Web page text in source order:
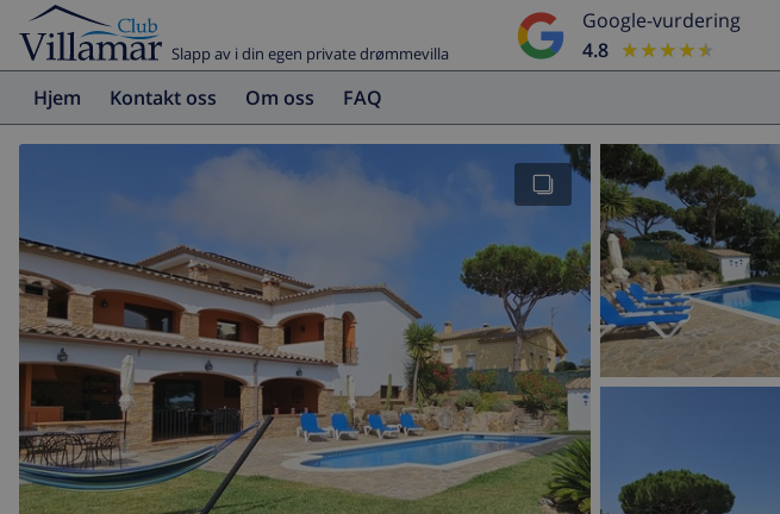
Slapp av i din egen private drømmevilla
Google-vurdering
4.8
★★★★★
★★★★★
Hjem Kontakt oss Om oss FAQ